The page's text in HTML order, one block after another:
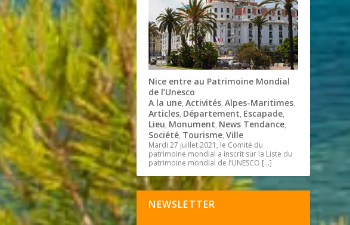
Nice entre au Patrimoine Mondial
de l’Unesco
A la une,Activités,Alpes-Maritimes,
Articles, Département, Escapade,
Lieu, Monument, News Tendance,
Société, Tourisme,Ville
Mardi 27 juillet 2021, le Comité du
patrimoine mondial a inscrit sur la Liste du
patrimoine mondial de l’UNESCO […]
NEWSLETTER